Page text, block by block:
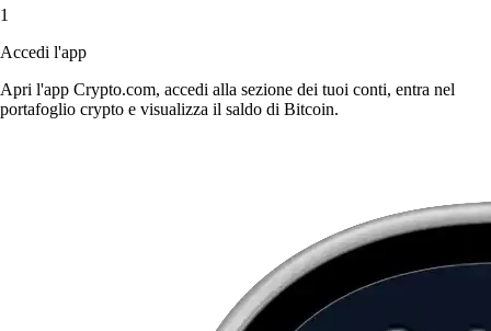
1
Accedi l'app
Apri l'app Crypto.com, accedi alla sezione dei tuoi conti, entra nel
portafoglio crypto e visualizza il saldo di Bitcoin.